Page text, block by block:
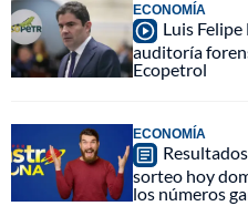
ECONOMÍA
Luis
auditoría
Ecopetrol
ECONOMÍA
sorteo hoy
los números